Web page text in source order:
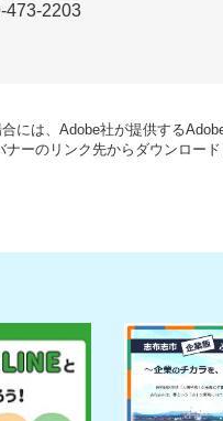
473-2203
には、Adobe社が提供する
ーのリンク先からダウンロード